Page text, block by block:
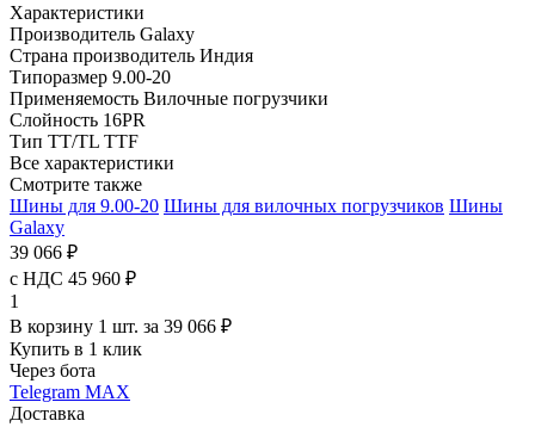
Характеристики
Производитель Galaxy
Страна производитель Индия
Типоразмер 9.00-20
Применяемость Вилочные погрузчики
Слойность 16PR
Тип TT/TL TTF
Все характеристики
Смотрите также
Шины для 9.00-20 Шины для вилочных погрузчиков Шины
Galaxy
39 066 ₽
с НДС 45 960 ₽
1
В корзину 1 шт. за 39 066 ₽
Купить в 1 клик
Через бота
Telegram MAX
Доставка